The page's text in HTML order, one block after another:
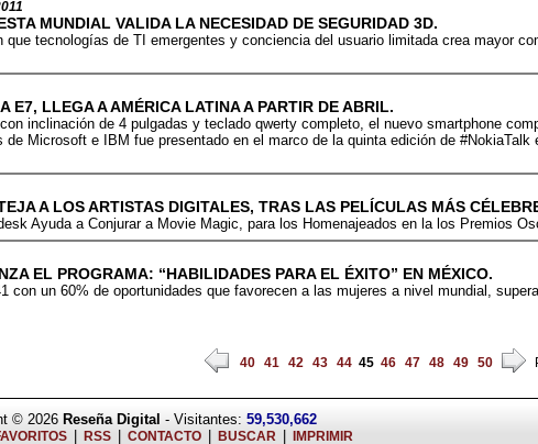
MUNDIAL VALIDA LA NECESIDAD DE SEGURIDAD 3D.
que tecnologías de TI emergentes y conciencia del usuario limitada crea mayor
E7, LLEGA A AMÉRICA LATINA A PARTIR DE ABRIL.
inclinación de 4 pulgadas y teclado qwerty completo, el nuevo smartphone
de Microsoft e IBM fue presentado en el marco de la quinta edición de #NokiaTalk
A LOS ARTISTAS DIGITALES, TRAS LAS PELÍCULAS MÁS
Ayuda a Conjurar a Movie Magic, para los Homenajeados en la los Premios
EL PROGRAMA: “HABILIDADES PARA EL ÉXITO” EN MÉXICO.
con un 60% de oportunidades que favorecen a las mujeres a nivel mundial,
40 41 42 43 44 45 46 47 48 49 50
© 2026 Reseña Digital - Visitantes: 59,530,662
RSS CONTACTO BUSCAR IMPRIMIR